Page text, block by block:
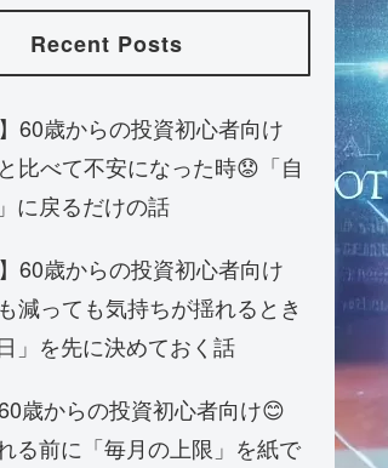
Recent Posts
】60歳からの投資初心者向け
比べて不安になった時😟「自
に戻るだけの話
】60歳からの投資初心者向け
減っても気持ちが揺れるとき
」を先に決めておく話
60歳からの投資初心者向け😊
る前に「毎月の上限」を紙で